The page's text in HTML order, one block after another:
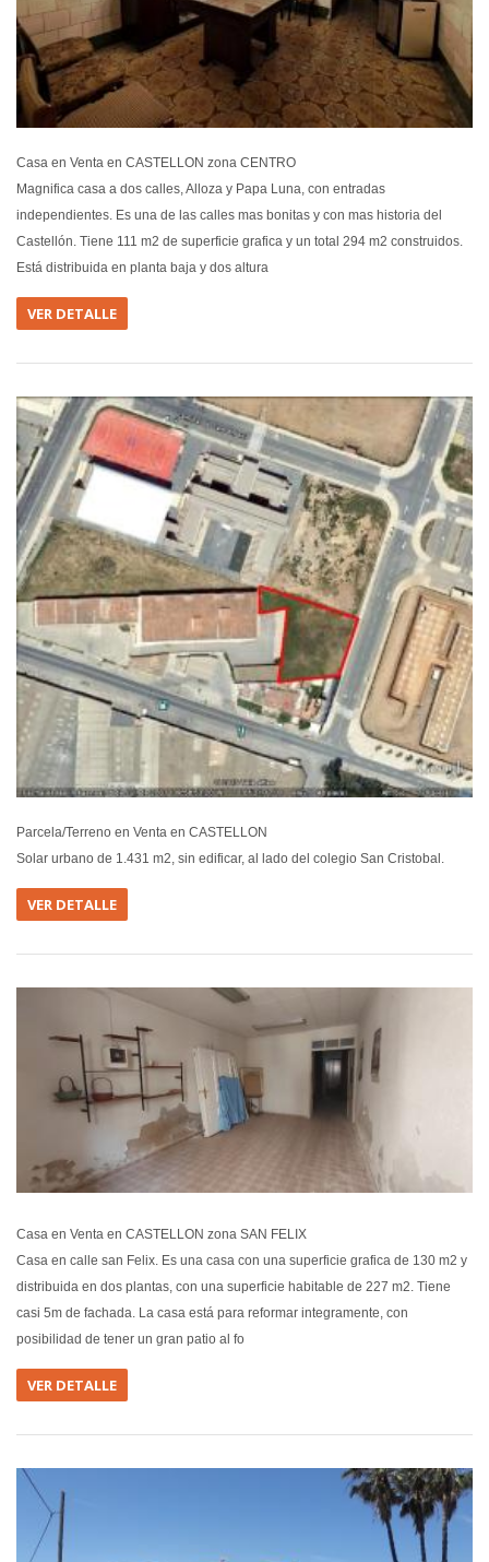
Casa en Venta en CASTELLON zona CENTRO
Magnifica casa a dos calles, Alloza y Papa Luna, con entradas
independientes. Es una de las calles mas bonitas y con mas historia del
Castellón. Tiene 111 m2 de superficie grafica y un total 294 m2 construidos.
Está distribuida en planta baja y dos altura
VER DETALLE
EN
Parcela/Terreno en Venta en CASTELLON
Solar urbano de 1.431 m2, sin edificar, al lado del colegio San Cristobal.
VER DETALLE
Casa en Venta en CASTELLON zona SAN FELIX
Casa en calle san Felix. Es una casa con una superficie grafica de 130 m2 y
distribuida en dos plantas, con una superficie habitable de 227 m2. Tiene
casi 5m de fachada. La casa está para reformar integramente, con
posibilidad de tener un gran patio al fo
VER DETALLE
EN